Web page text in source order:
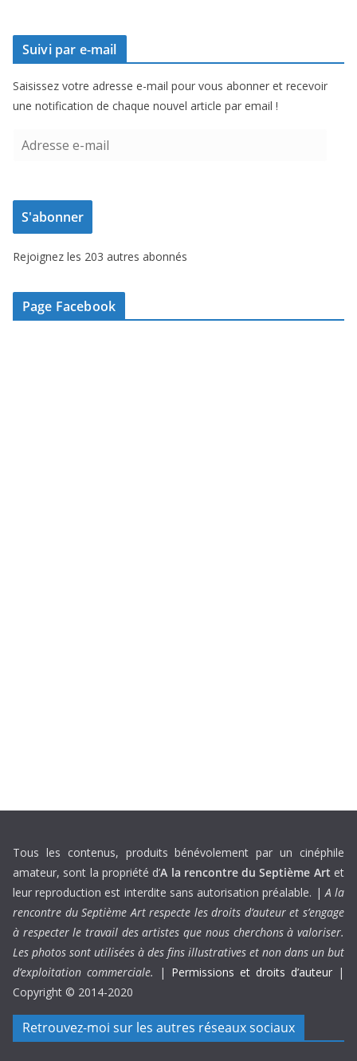
Suivi par e-mail
Saisissez votre adresse e-mail pour vous abonner et recevoir
une notification de chaque nouvel article par email !
e
s
e
-
m
S'abonner
Rejoignez les 203 autres abonnés
Page Facebook
Tous les contenus, produits bénévolement par un cinéphile
amateur, sont la propriété d’A la rencontre du Septième Art et
leur reproduction est interdite sans autorisation préalable. |A la
rencontre du Septième Art respecte les droits d’auteur et s’engage
à respecter le travail des artistes que nous cherchons à valoriser.
Les photos sont utilisées à des fins illustratives et non dans un but
d’exploitation commerciale.
| Permissions et droits d’auteur |
Copyright © 2014-2020
Retrouvez-moi sur les autres réseaux sociaux